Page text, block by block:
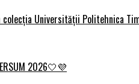
Universității Politehnica
2026🤍💜